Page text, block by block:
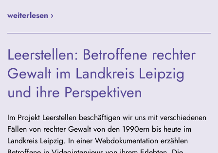
weiterlesen ›
Leerstellen: Betroffene rechter
Gewalt im Landkreis Leipzig
und ihre Perspektiven
Im Projekt Leerstellen beschäftigen wir uns mit verschiedenen
Fällen von rechter Gewalt von den 1990ern bis heute im
Landkreis Leipzig. In einer Webdokumentation erzählen